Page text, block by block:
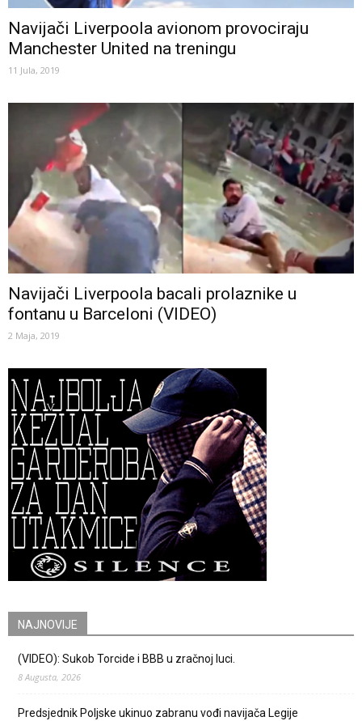
Navijači Liverpoola avionom provociraju
Manchester United na treningu
11 Jula, 2019
Navijači Liverpoola bacali prolaznike u
fontanu u Barceloni (VIDEO)
2 Maja, 2019
NAJNOVIJE
(VIDEO): Sukob Torcide i BBB u zračnoj luci.
8 Augusta, 2026
Predsjednik Poljske ukinuo zabranu vođi navijača Legije